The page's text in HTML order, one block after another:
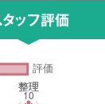
ッフ評価